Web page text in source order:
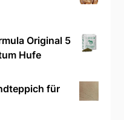
Original 5
Hufe
für